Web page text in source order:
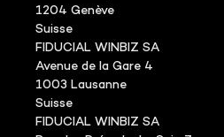
1204 Genève
Suisse
FIDUCIAL WINBIZ SA
Avenue de la Gare 4
1003 Lausanne
Suisse
FIDUCIAL WINBIZ SA